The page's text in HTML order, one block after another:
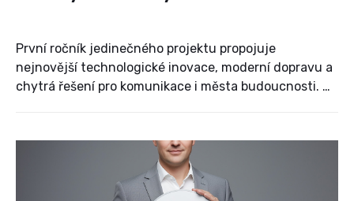
První ročník jedinečného projektu propojuje
nejnovější technologické inovace, moderní dopravu a
chytrá řešení pro komunikace i města budoucnosti. Na
vědeckých organizací, média i široká veřejnost, aby
společně objevili trendy, které mění způsob, jakým se